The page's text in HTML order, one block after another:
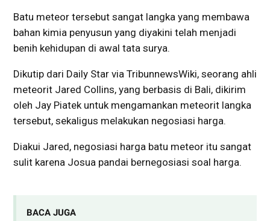
Batu meteor tersebut sangat langka yang membawa
bahan kimia penyusun yang diyakini telah menjadi
benih kehidupan di awal tata surya.
Dikutip dari Daily Star via TribunnewsWiki, seorang ahli
meteorit Jared Collins, yang berbasis di Bali, dikirim
oleh Jay Piatek untuk mengamankan meteorit langka
tersebut, sekaligus melakukan negosiasi harga.
Diakui Jared, negosiasi harga batu meteor itu sangat
sulit karena Josua pandai bernegosiasi soal harga.
BACA JUGA